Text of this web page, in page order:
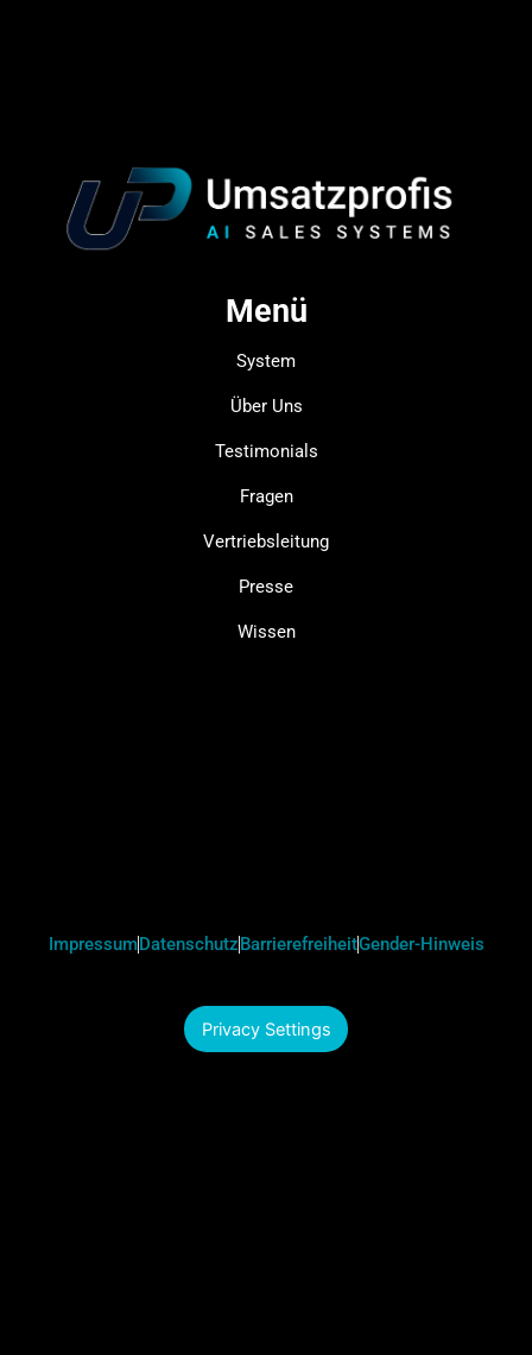
Menü
System
Über Uns
Testimonials
Fragen
Vertriebsleitung
Presse
Wissen
Impressum Datenschutz BarrierefreiheitGender-Hinweis
Privacy Settings